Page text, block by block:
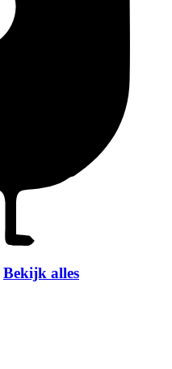
Bekijk alles